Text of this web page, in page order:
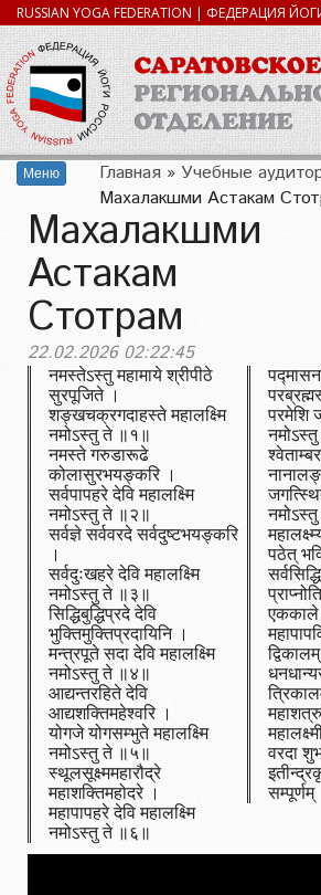
RUSSIAN YOGA FEDERATION | ФЕДЕРАЦИЯ
Меню Главная» Учебные
Махалакшми Астакам
Махалакшми
Астакам
Стотрам
22.02.2026 02:22:45
नमस्तेऽस्तु महामाये श्रीपीठे
सुरपूजिते ।
शङ्खचक्रगदाहस्ते महालक्ष्मि
नमोऽस्तु ते ॥१॥
नमस्ते गरुडारूढे
कोलासुरभयङ्करि ।
सर्वपापहरे देवि महालक्ष्मि
नमोऽस्तु ते ॥२॥
सर्वज्ञे सर्ववरदे सर्वदुष्टभयङ्करि
।
सर्वदुःखहरे देवि महालक्ष्मि
नमोऽस्तु ते ॥३॥
सिद्धिबुद्धिप्रदे देवि
भुक्तिमुक्तिप्रदायिनि ।
मन्त्रपूते सदा देवि महालक्ष्मि
नमोऽस्तु ते ॥४॥
आद्यन्तरहिते देवि
आद्यशक्तिमहेश्वरि ।
योगजे योगसम्भुते महालक्ष्मि
नमोऽस्तु ते ॥५॥
स्थूलसूक्ष्ममहारौद्रे
महाशक्तिमहोदरे ।
महापापहरे देवि महालक्ष्मि
नमोऽस्तु ते ॥‌६॥
परमेशि
पठेत्
एककाले
वरदा
सम्पूर्णम्